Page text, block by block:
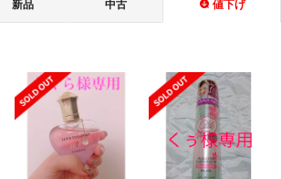
新品 中古 値下げ